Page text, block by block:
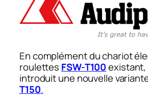
En complément du chariot
roulettes FSW-T100existant,
introduit une nouvelle
T150.